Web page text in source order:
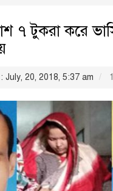
৭ টুকরা করে
July, 20, 2018, 5:37 am